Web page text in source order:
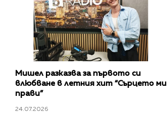
Мишел разказва за първото си
влюбване в летния хит “Сърцето ми
прави”
24.07.2026